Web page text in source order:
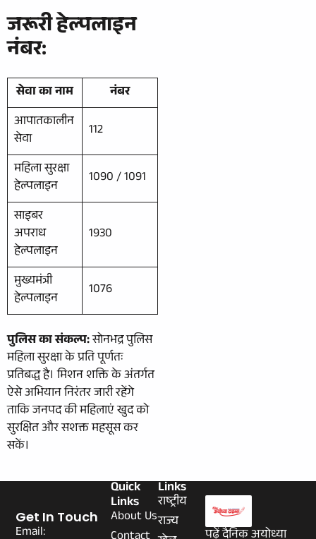
जरूरी हेल्पलाइन
नंबर:
सेवा का नाम
नंबर
आपातकालीन
सेवा
112
महिला सुरक्षा
हेल्पलाइन
1090 / 1091
साइबर
अपराध
हेल्पलाइन
1930
मुख्यमंत्री
हेल्पलाइन
1076
पुलिस का संकल्प:सोनभद्र पुलिस
महिला सुरक्षा के प्रति पूर्णतः
प्रतिबद्ध है। मिशन शक्ति के अंतर्गत
ऐसे अभियान निरंतर जारी रहेंगे
ताकि जनपद की महिलाएं खुद को
सुरक्षित और सशक्त महसूस कर
सकें।
Links
राष्ट्रीय
राज्य
Quick
Links
About Us
Get In Touch
Email: